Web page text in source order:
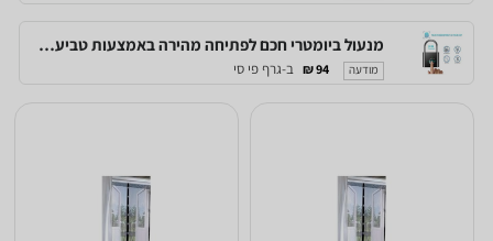
מנעול ביומטרי חכם לפתיחה מהירה באמצעות טביעת אצבע, לשימוש של עד 10 משתמשים
מודעה 94 ₪ ב-גרף פי סי